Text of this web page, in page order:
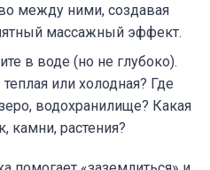
между ними, создавая
массажный эффект.
в воде (но не глубоко).
или холодная? Где
водохранилище? Какая
камни, растения?